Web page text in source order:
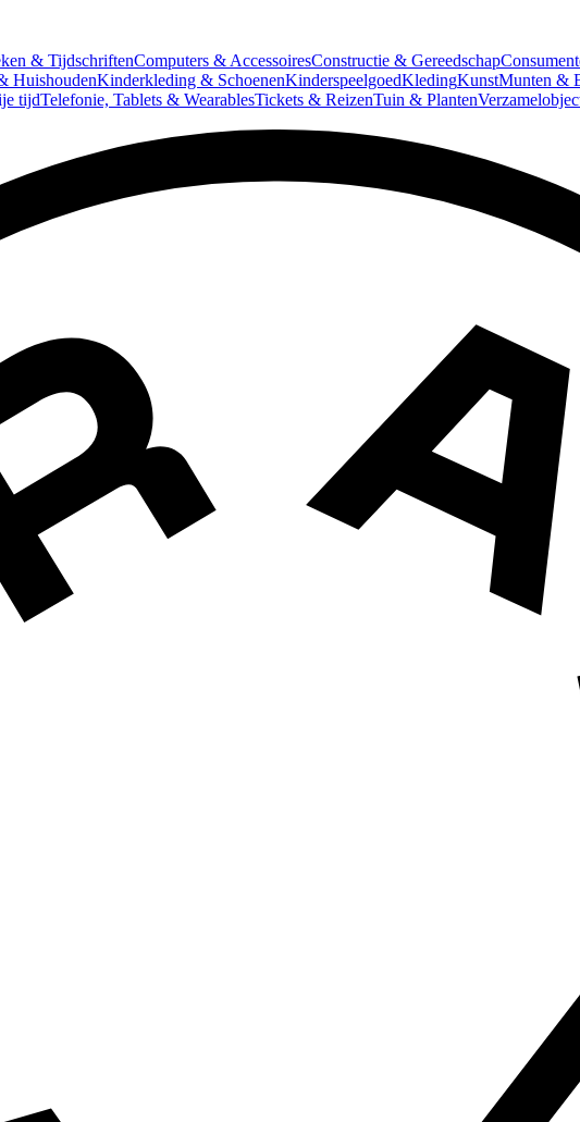
& TijdschriftenComputers & AccessoiresConstructie & Gereedschap
HuishoudenKinderkleding & SchoenenKinderspeelgoedKledingKunstMunten &
tijdTelefonie, Tablets & WearablesTickets & ReizenTuin & Planten